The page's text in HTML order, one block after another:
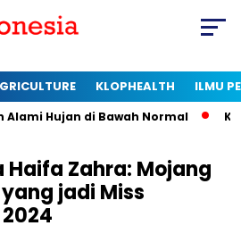
KLOPHEALTH ILMU
di Bawah Normal Kapan
Haifa Zahra: Mojang
jadi Miss